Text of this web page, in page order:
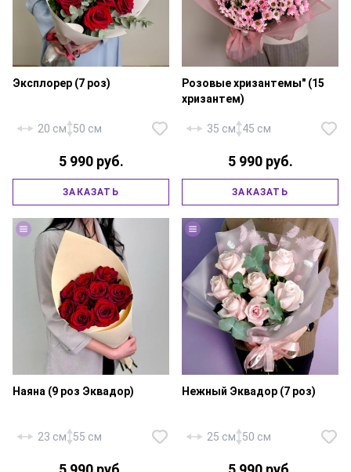
Роза «Эквадор Эксплорер» — 7
шт., эквалипт, фирменная
Эксплорер (7 роз)
20 см 50 см
5 990 руб.
ЗАКАЗАТЬ
(Сантини) — 15 шт., писташ,
фирменная упаковка, атласная
Розовые хризантемы" (15
хризантем)
35 см 45 см
5 990 руб.
ЗАКАЗАТЬ
Наяна (9 роз Эквадор)
23 см 55 см
Нежный Эквадор (7 роз)
25 см 50 см